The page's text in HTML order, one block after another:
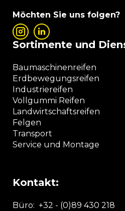
Kontakt:
Büro: +32 - (0)89 430 218
Sortimente und
Baumaschinenreifen
Erdbewegungsreifen
Industriereifen
Vollgummi Reifen
Landwirtschaftsreifen
Felgen
Transport
Service und Montage
Möchten Sie uns folgen?